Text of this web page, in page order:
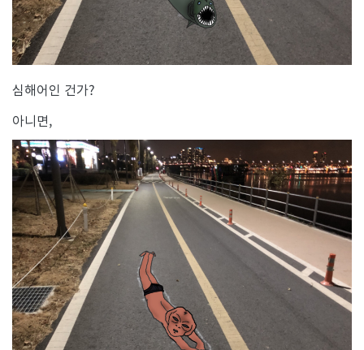
심해어인 건가?
아니면,